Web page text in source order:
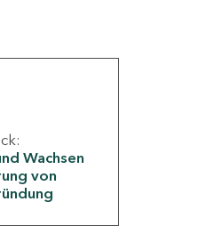
Wachsen
von